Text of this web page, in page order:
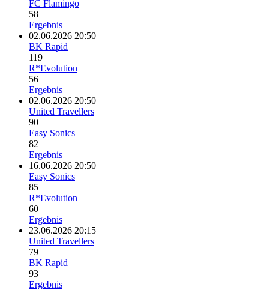
FC Flamingo
58
Ergebnis
02.06.2026 20:50
BK Rapid
119
R*Evolution
56
Ergebnis
02.06.2026 20:50
United Travellers
90
Easy Sonics
82
Ergebnis
16.06.2026 20:50
Easy Sonics
85
R*Evolution
60
Ergebnis
23.06.2026 20:15
United Travellers
79
BK Rapid
93
Ergebnis